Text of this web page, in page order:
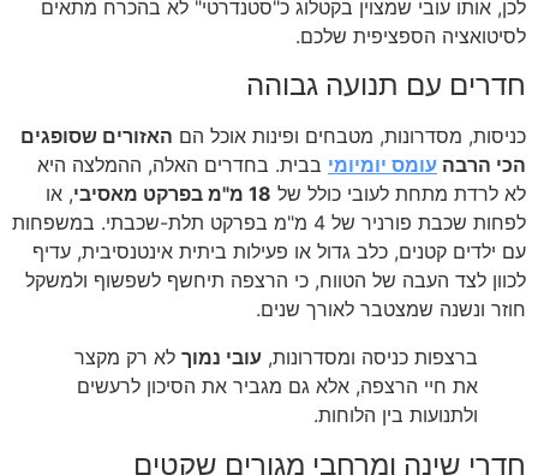
לכן, אותו עובי שמצוין בקטלוג כ"סטנדרטי" לא בהכרח מתאים
לסיטואציה הספציפית שלכם.
חדרים עם תנועה גבוהה
כניסות, מסדרונות, מטבחים ופינות אוכל הם האזורים שסופגים
הכי הרבה עומס יומיומיבבית. בחדרים האלה, ההמלצה היא
לא לרדת מתחת לעובי כולל של 18 מ"מ בפרקט מאסיבי
, או
לפחות שכבת פורניר של 4 מ"מ בפרקט תלת-שכבתי. במשפחות
עם ילדים קטנים, כלב גדול או פעילות ביתית אינטנסיבית, עדיף
לכוון לצד העבה של הטווח, כי הרצפה תיחשף לשפשוף ולמשקל
חוזר ונשנה שמצטבר לאורך שנים.
ברצפות כניסה ומסדרונות, עובי נמוךלא רק מקצר
את חיי הרצפה, אלא גם מגביר את הסיכון לרעשים
ולתנועות בין הלוחות.
חדרי שינה ומרחבי מגורים שקטים